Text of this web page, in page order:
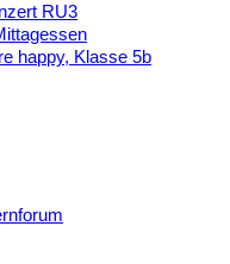
RU3
happy, Klasse 5b